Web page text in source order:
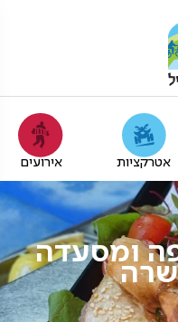
אטרקציות אירועים
ומסעדה